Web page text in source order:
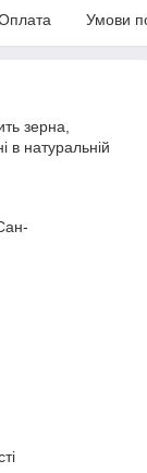
Умови
зерна,
в натуральній